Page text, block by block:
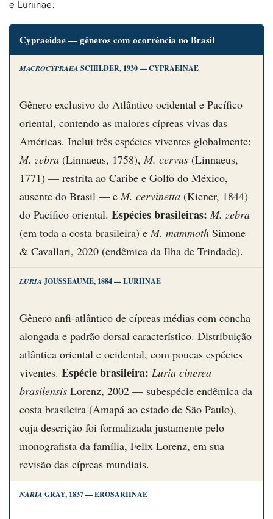
e Luriinae:
Cypraeidae — gêneros com ocorrência no Brasil
MACROCYPRAEA SCHILDER, 1930 — CYPRAEINAE
Gênero exclusivo do Atlântico ocidental e Pacífico
oriental, contendo as maiores cípreas vivas das
Américas. Inclui três espécies viventes globalmente:
M. zebra (Linnaeus, 1758), M. cervus (Linnaeus,
1771) — restrita ao Caribe e Golfo do México,
ausente do Brasil — e M. cervinetta (Kiener, 1844)
do Pacífico oriental. Espécies brasileiras: M. zebra
(em toda a costa brasileira) e M. mammoth Simone
& Cavallari, 2020 (endêmica da Ilha de Trindade).
LURIA JOUSSEAUME, 1884 — LURIINAE
Gênero anfi-atlântico de cípreas médias com concha
alongada e padrão dorsal característico. Distribuição
atlântica oriental e ocidental, com poucas espécies
viventes. Espécie brasileira: Luria cinerea
brasilensis Lorenz, 2002 — subespécie endêmica da
costa brasileira (Amapá ao estado de São Paulo),
cuja descrição foi formalizada justamente pelo
monografista da família, Felix Lorenz, em sua
revisão das cípreas mundiais.
NARIA GRAY, 1837 — EROSARIINAE